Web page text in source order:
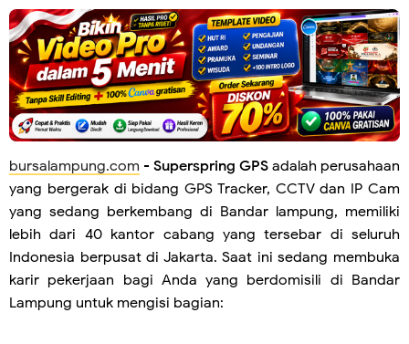
bursalampung.com - Superspring GPS adalah perusahaan
yang bergerak di bidang GPS Tracker, CCTV dan IP Cam
yang sedang berkembang di Bandar lampung, memiliki
lebih dari 40 kantor cabang yang tersebar di seluruh
Indonesia berpusat di Jakarta. Saat ini sedang membuka
karir pekerjaan bagi Anda yang berdomisili di Bandar
Lampung untuk mengisi bagian: